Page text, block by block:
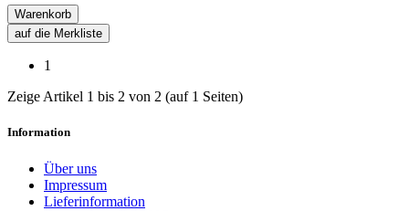
Warenkorb
auf die Merkliste
1
Zeige Artikel 1 bis 2 von 2 (auf 1 Seiten)
Information
Über uns
Impressum
Lieferinformation